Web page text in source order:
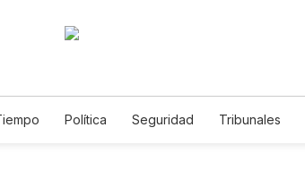
Política Seguridad Tribunales